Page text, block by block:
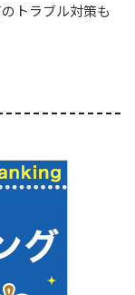
トラブル対策も